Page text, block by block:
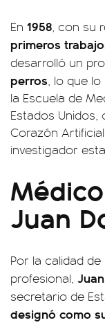
En 1958, con su
primeros
desarrolló un
perros, lo que
la Escuela de
Estados
Corazón
investigador
Juan
Por la calidad
profesional,
secretario de
designó como